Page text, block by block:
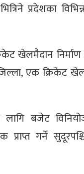
प्रदेशका
खेलमैदान निर्माण
एक क्रिकेट
लागि बजेट
प्राप्त गर्ने